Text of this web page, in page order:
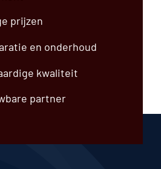
prijzen
en onderhoud
kwaliteit
partner